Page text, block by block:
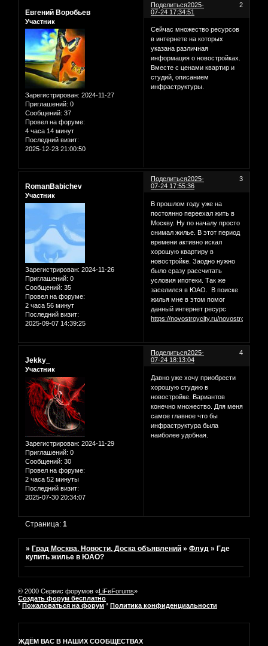
Поделиться 2
2025-
07-24 17:34:51
Евгений Воробьев
Участник
Зарегистрирован: 2024-11-27
Приглашений: 0
Сообщений: 37
Провел на форуме:
4 часа 14 минут
Последний визит:
2025-12-23 21:00:50
Сейчас множество ресурсов
в интернете на которых
указана различная
информация о новостройках.
Вместе с ценами квартир и
студий, описанием
инфраструктуры.
Поделиться 3
2025-
07-24 17:55:36
RomanBabichev
Участник
Зарегистрирован: 2024-11-26
Приглашений: 0
Сообщений: 35
Провел на форуме:
2 часа 56 минут
Последний визит:
2025-09-07 14:39:25
В прошлом году уже на
постоянно переехал жить в
Москву. Ну по началу просто
снимал жилье. В этот период
времени активно искал
хорошую квартиру в
новостройке. Заодно нужно
было сразу рассчитать
условия ипотеки. Так же
заселился в ЮАО. В поиске
жилья мне в этом помог
данный интернет ресурс
https://novostroycity.ru/novostroiki/juao
Поделиться 4
2025-
07-24 18:13:04
Jekky_
Участник
Зарегистрирован: 2024-11-29
Приглашений: 0
Сообщений: 30
Провел на форуме:
2 часа 52 минуты
Последний визит:
2025-07-30 20:34:07
Давно уже хочу приобрести
хорошую студию в
новостройке. Вариантов
конечно множество. Для меня
самое главное что бы
инфраструктура была
наиболее удобная.
Страница:1
» Град Москва. Новости. Доска объявлений »Флуд » Где
купить жилье в ЮАО?
© 2000 Сервис форумов «LiFeForums»
Создать форум бесплатно
* Пожаловаться на форум * Политика конфиденциальности
ЖДЁМ ВАС В НАШИХ СООБЩЕСТВАХ